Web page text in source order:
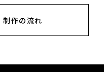
制作の流れ